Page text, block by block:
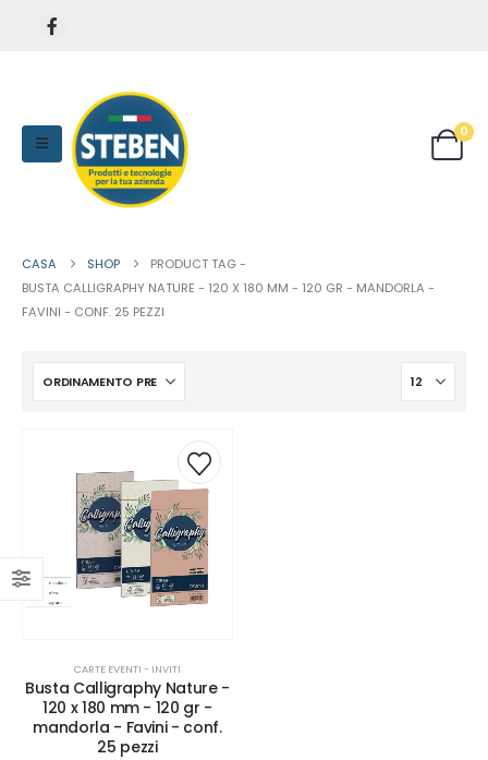
0
CASA SHOP
PRODUCT TAG -
BUSTA CALLIGRAPHY NATURE - 120 X 180 MM - 120 GR - MANDORLA -
FAVINI - CONF. 25 PEZZI
CARTE EVENTI - INVITI
Busta Calligraphy Nature -
120 x 180 mm - 120 gr -
mandorla - Favini - conf.
25 pezzi